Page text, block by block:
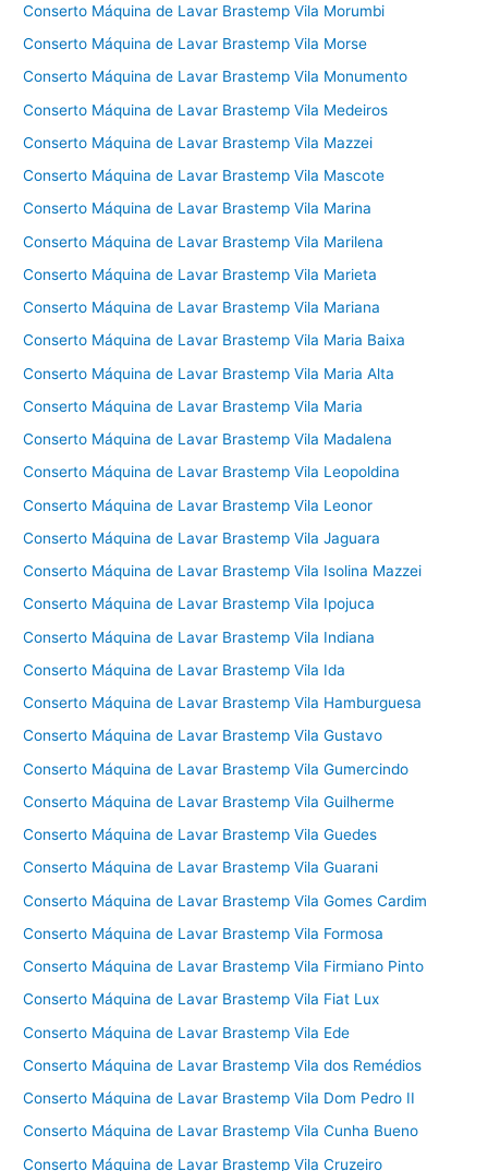
Conserto Máquina de Lavar Brastemp Vila Morumbi
Conserto Máquina de Lavar Brastemp Vila Morse
Conserto Máquina de Lavar Brastemp Vila Monumento
Conserto Máquina de Lavar Brastemp Vila Medeiros
Conserto Máquina de Lavar Brastemp Vila Mazzei
Conserto Máquina de Lavar Brastemp Vila Mascote
Conserto Máquina de Lavar Brastemp Vila Marina
Conserto Máquina de Lavar Brastemp Vila Marilena
Conserto Máquina de Lavar Brastemp Vila Marieta
Conserto Máquina de Lavar Brastemp Vila Mariana
Conserto Máquina de Lavar Brastemp Vila Maria Baixa
Conserto Máquina de Lavar Brastemp Vila Maria Alta
Conserto Máquina de Lavar Brastemp Vila Maria
Conserto Máquina de Lavar Brastemp Vila Madalena
Conserto Máquina de Lavar Brastemp Vila Leopoldina
Conserto Máquina de Lavar Brastemp Vila Leonor
Conserto Máquina de Lavar Brastemp Vila Jaguara
Conserto Máquina de Lavar Brastemp Vila Isolina Mazzei
Conserto Máquina de Lavar Brastemp Vila Ipojuca
Conserto Máquina de Lavar Brastemp Vila Indiana
Conserto Máquina de Lavar Brastemp Vila Ida
Conserto Máquina de Lavar Brastemp Vila Hamburguesa
Conserto Máquina de Lavar Brastemp Vila Gustavo
Conserto Máquina de Lavar Brastemp Vila Gumercindo
Conserto Máquina de Lavar Brastemp Vila Guilherme
Conserto Máquina de Lavar Brastemp Vila Guedes
Conserto Máquina de Lavar Brastemp Vila Guarani
Conserto Máquina de Lavar Brastemp Vila Gomes Cardim
Conserto Máquina de Lavar Brastemp Vila Formosa
Conserto Máquina de Lavar Brastemp Vila Firmiano Pinto
Conserto Máquina de Lavar Brastemp Vila Fiat Lux
Conserto Máquina de Lavar Brastemp Vila Ede
Conserto Máquina de Lavar Brastemp Vila dos Remédios
Conserto Máquina de Lavar Brastemp Vila Dom Pedro II
Conserto Máquina de Lavar Brastemp Vila Cunha Bueno
Conserto Máquina de Lavar Brastemp Vila Cruzeiro